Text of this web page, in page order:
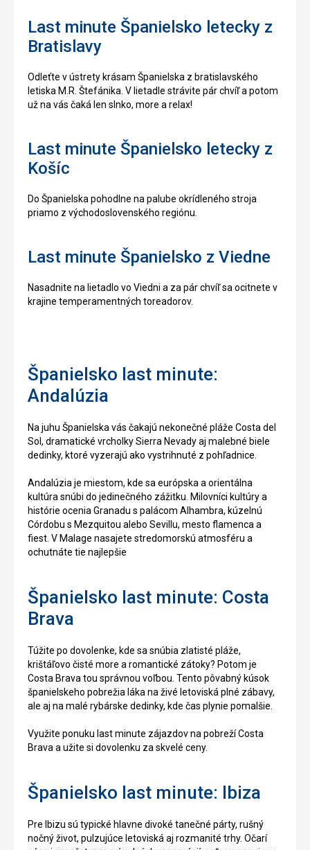
Last minute Španielsko letecky z
Bratislavy
Odleťte v ústrety krásam Španielska z bratislavského
letiska M.R. Štefánika. V lietadle strávite pár chvíľ a potom
už na vás čaká len slnko, more a relax!
Last minute Španielsko letecky z
Košíc
Do Španielska pohodlne na palube okrídleného stroja
priamo z východoslovenského regiónu.
Last minute Španielsko z Viedne
Nasadnite na lietadlo vo Viedni a za pár chvíľ sa ocitnete v
krajine temperamentných toreadorov.
Španielsko last minute:
Andalúzia
Na juhu Španielska vás čakajú nekonečné pláže Costa del
Sol, dramatické vrcholky Sierra Nevady aj malebné biele
dedinky, ktoré vyzerajú ako vystrihnuté z pohľadnice.
Andalúzia je miestom, kde sa európska a orientálna
kultúra snúbi do jedinečného zážitku. Milovníci kultúry a
histórie ocenia Granadu s palácom Alhambra, kúzelnú
Córdobu s Mezquitou alebo Sevillu, mesto flamenca a
fiest. V Malage nasajete stredomorskú atmosféru a
ochutnáte tie najlepšie
Španielsko last minute: Costa
Brava
Túžite po dovolenke, kde sa snúbia zlatisté pláže,
krištáľovo čisté more a romantické zátoky? Potom je
Costa Brava tou správnou voľbou. Tento pôvabný kúsok
španielskeho pobrežia láka na živé letoviská plné zábavy,
ale aj na malé rybárske dedinky, kde čas plynie pomalšie.
Využite ponuku last minute zájazdov na pobreží Costa
Brava a užite si dovolenku za skvelé ceny.
Španielsko last minute: Ibiza
Pre Ibizu sú typické hlavne divoké tanečné párty, rušný
nočný život, pulzujúce letoviská aj rozmanité trhy. Očarí